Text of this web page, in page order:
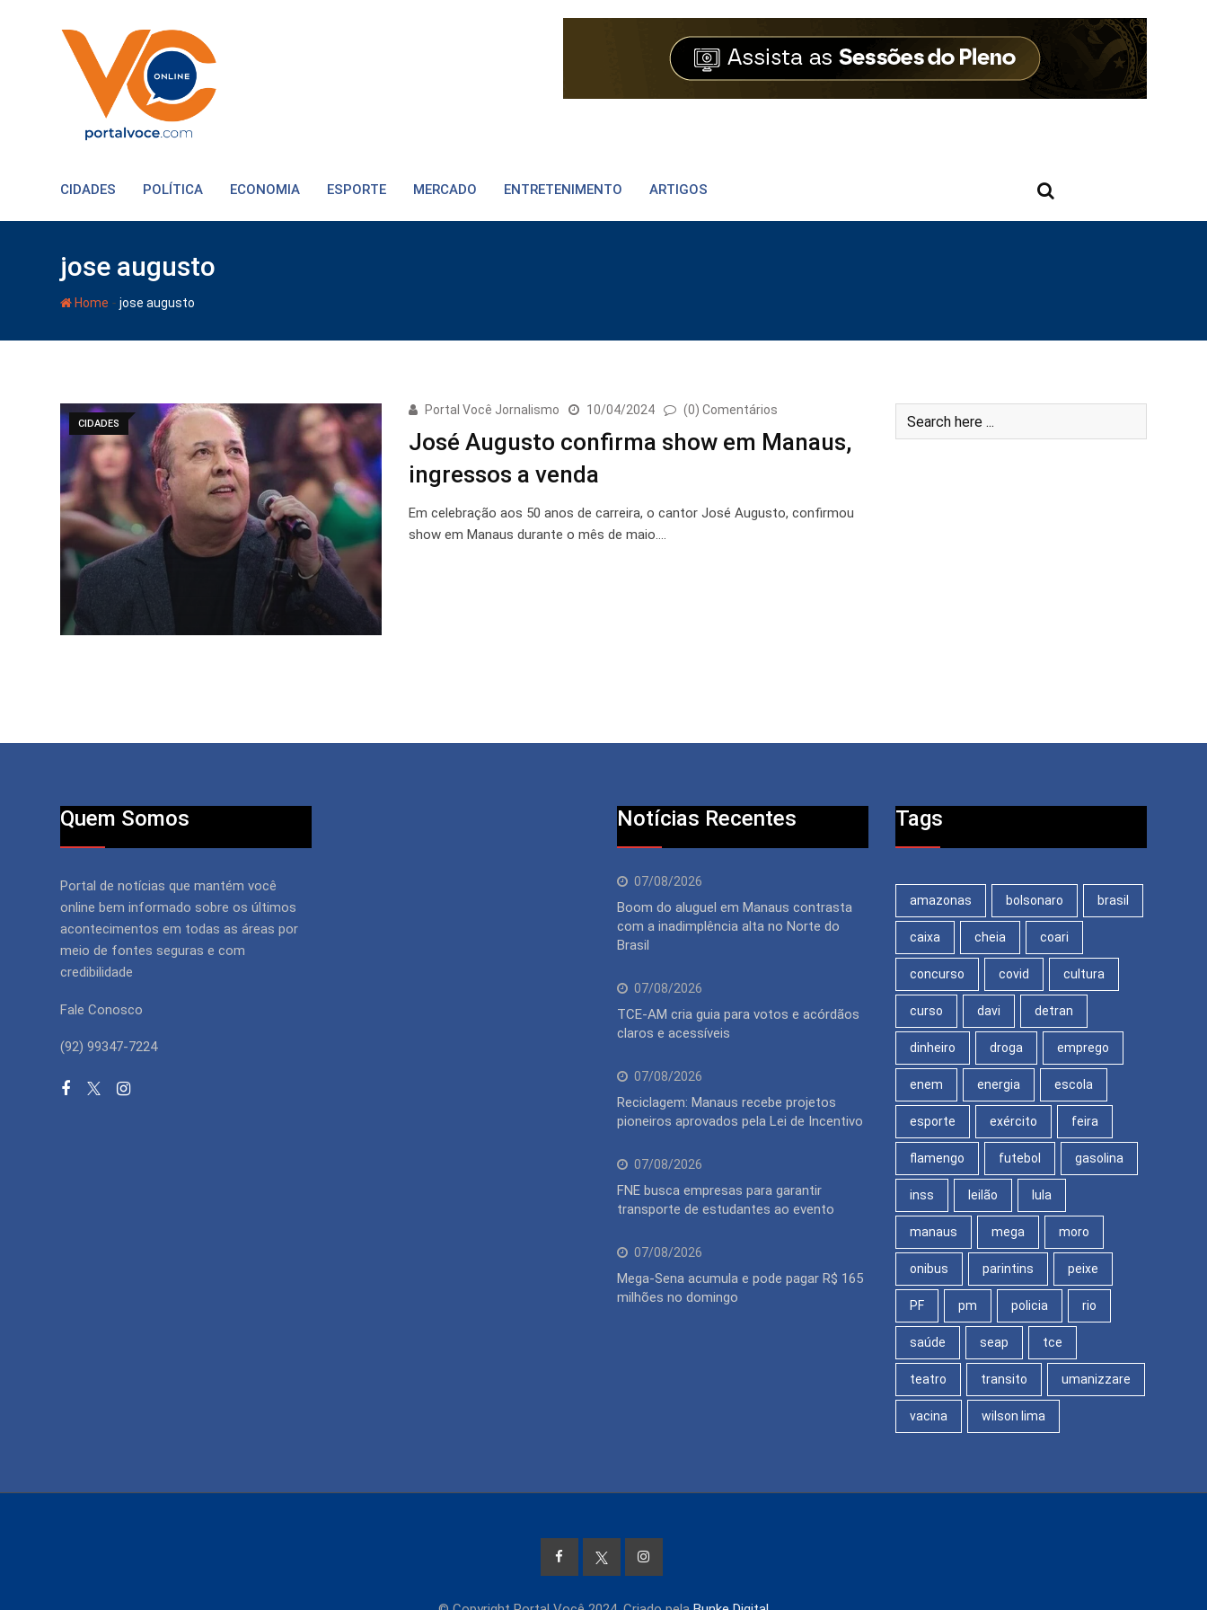
CIDADES POLÍTICA ECONOMIA ESPORTE MERCADO ENTRETENIMENTO ARTIGOS
jose augusto
Home - jose augusto
CIDADES
Portal Você Jornalismo 10/04/2024 (0) Comentários
José Augusto confirma show em Manaus,
ingressos a venda
Em celebração aos 50 anos de carreira, o cantor José Augusto, confirmou
show em Manaus durante o mês de maio.…
Quem Somos
Portal de notícias que mantém você
online bem informado sobre os últimos
acontecimentos em todas as áreas por
meio de fontes seguras e com
credibilidade
Fale Conosco
(92) 99347-7224
Notícias Recentes
07/08/2026
Boom do aluguel em Manaus contrasta
com a inadimplência alta no Norte do
Brasil
07/08/2026
TCE-AM cria guia para votos e acórdãos
claros e acessíveis
07/08/2026
Reciclagem: Manaus recebe projetos
pioneiros aprovados pela Lei de Incentivo
07/08/2026
FNE busca empresas para garantir
transporte de estudantes ao evento
07/08/2026
Mega-Sena acumula e pode pagar R$ 165
milhões no domingo
Tags
amazonas bolsonaro brasil
caixa cheia coari
concurso covid cultura
curso davi detran
dinheiro droga emprego
enem energia escola
esporte exército feira
flamengo futebol gasolina
inss leilão lula
manaus mega moro
onibus parintins peixe
PF pm policia rio
saúde seap tce
teatro transito umanizzare
vacina wilson lima